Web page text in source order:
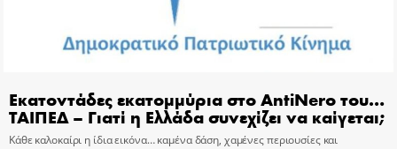
Εκατοντάδες εκατομμύρια στο AntiNero του…
ΤΑΙΠΕΔ – Γιατί η Ελλάδα συνεχίζει να καίγεται;
Κάθε καλοκαίρι η ίδια εικόνα… καμένα δάση, χαμένες περιουσίες και